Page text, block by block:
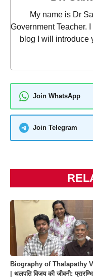
My name is Dr
Government Teacher.
blog I will introduce
Join WhatsApp
Join Telegram
Biography of Thalapathy
| थलपति विजय की जीवनी: